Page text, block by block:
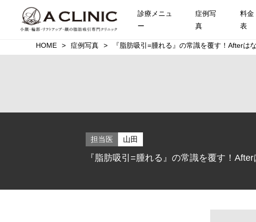
診療メニュ
ー
症例写
真
料金
表
HOME 症例写真 『脂肪吸引=腫れる』の常識を覆す！After
担当医 山田
『脂肪吸引=腫れる』の常識を覆す！